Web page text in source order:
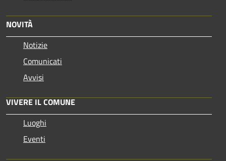
NOVITÀ
Notizie
Comunicati
Avvisi
VIVERE IL COMUNE
Luoghi
Eventi